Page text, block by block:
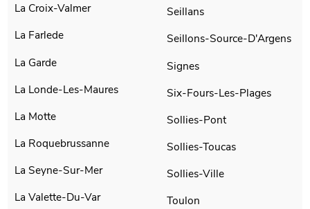
La Croix-Valmer
La Farlede
La Garde
La Londe-Les-Maures
La Motte
La Roquebrussanne
La Seyne-Sur-Mer
La Valette-Du-Var
Seillans
Seillons-Source-D'Argens
Signes
Six-Fours-Les-Plages
Sollies-Pont
Sollies-Toucas
Sollies-Ville
Toulon